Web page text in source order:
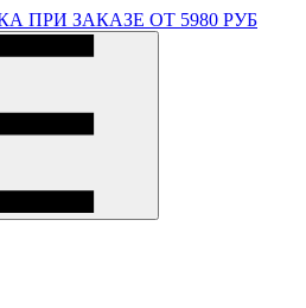
ПРИ ЗАКАЗЕ ОТ 5980 РУБ